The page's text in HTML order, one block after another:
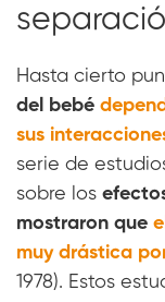
Hasta cierto
del bebé
sus
serie de
sobre los
mostraron que
muy drástica
1978). Estos